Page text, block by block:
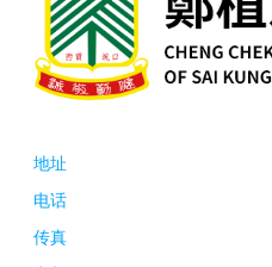
地址
电话
传真